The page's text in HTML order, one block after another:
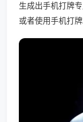
生成出手机打牌
或者使用手机打